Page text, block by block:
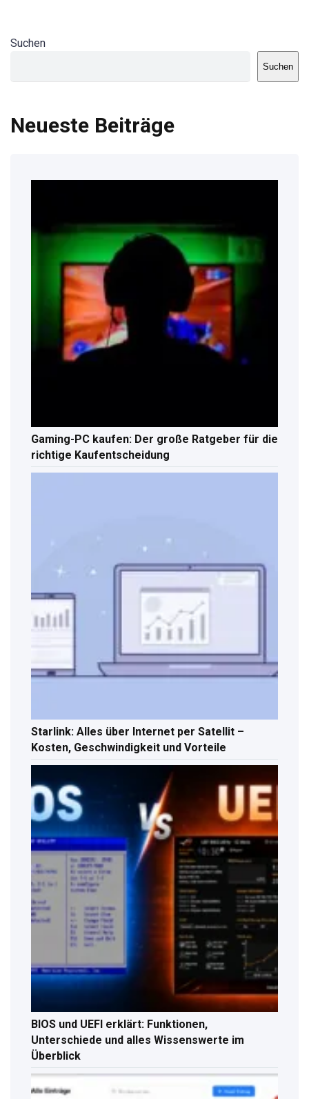
Suchen
Suchen
Neueste Beiträge
Gaming-PC kaufen: Der große Ratgeber für die
richtige Kaufentscheidung
Starlink: Alles über Internet per Satellit –
Kosten, Geschwindigkeit und Vorteile
BIOS und UEFI erklärt: Funktionen,
Unterschiede und alles Wissenswerte im
Überblick